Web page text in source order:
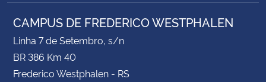
CAMPUS DE FREDERICO WESTPHALEN
Linha 7 de Setembro, s/n
BR 386 Km 40
Frederico Westphalen - RS